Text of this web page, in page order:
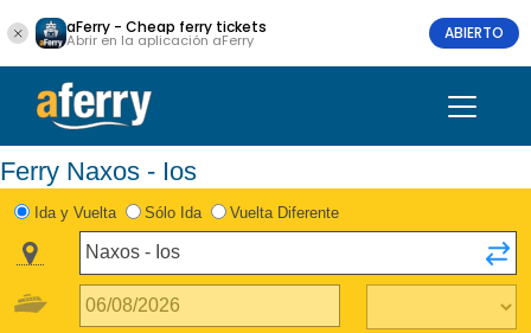
aFerry - Cheap ferry tickets
Abrir en la aplicación aFerry ABIERTO
Ferry Naxos - Ios
Ida y Vuelta Sólo Ida Vuelta Diferente